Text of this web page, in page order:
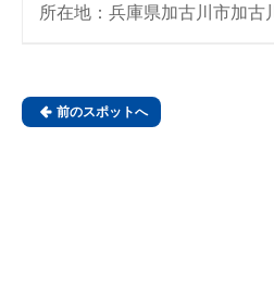
所在地：兵庫県加古川市加古
 前のスポットへ